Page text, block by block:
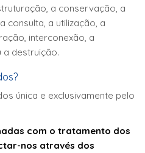
a conservação, a
consulta, a utilização, a
interconexão, a
a destruição.
única e exclusivamente pelo
com o tratamento dos
nos através dos